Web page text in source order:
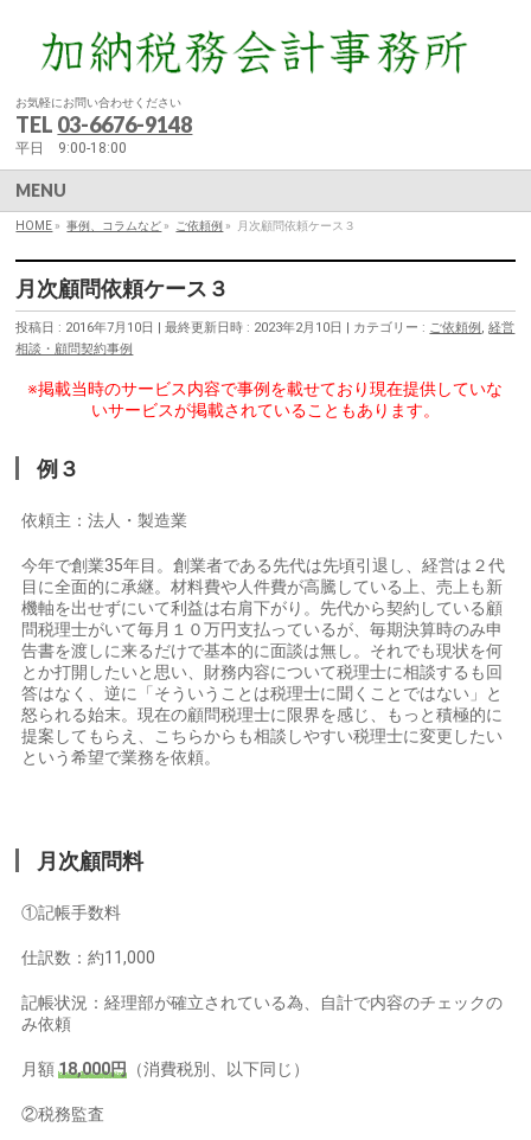
お気軽にお問い合わせください
TEL 03-6676-9148
平日 9:00-18:00
MENU
HOME » 事例、コラムなど » ご依頼例 » 月次顧問依頼ケース３
月次顧問依頼ケース３
投稿日 : 2016年7月10日 最終更新日時 : 2023年2月10日 カテゴリー : ご依頼例 ,経営
相談・顧問契約事例
※掲載当時のサービス内容で事例を載せており現在提供していな
いサービスが掲載されていることもあります。
例３
依頼主：法人・製造業
今年で創業35年目。創業者である先代は先頃引退し、経営は２代
目に全面的に承継。材料費や人件費が高騰している上、売上も新
機軸を出せずにいて利益は右肩下がり。先代から契約している顧
問税理士がいて毎月１０万円支払っているが、毎期決算時のみ申
告書を渡しに来るだけで基本的に面談は無し。それでも現状を何
とか打開したいと思い、財務内容について税理士に相談するも回
答はなく、逆に「そういうことは税理士に聞くことではない」と
怒られる始末。現在の顧問税理士に限界を感じ、もっと積極的に
提案してもらえ、こちらからも相談しやすい税理士に変更したい
という希望で業務を依頼。
月次顧問料
①記帳手数料
仕訳数：約11,000
記帳状況：経理部が確立されている為、自計で内容のチェックの
み依頼
月額18,000円 （消費税別、以下同じ）
②税務監査